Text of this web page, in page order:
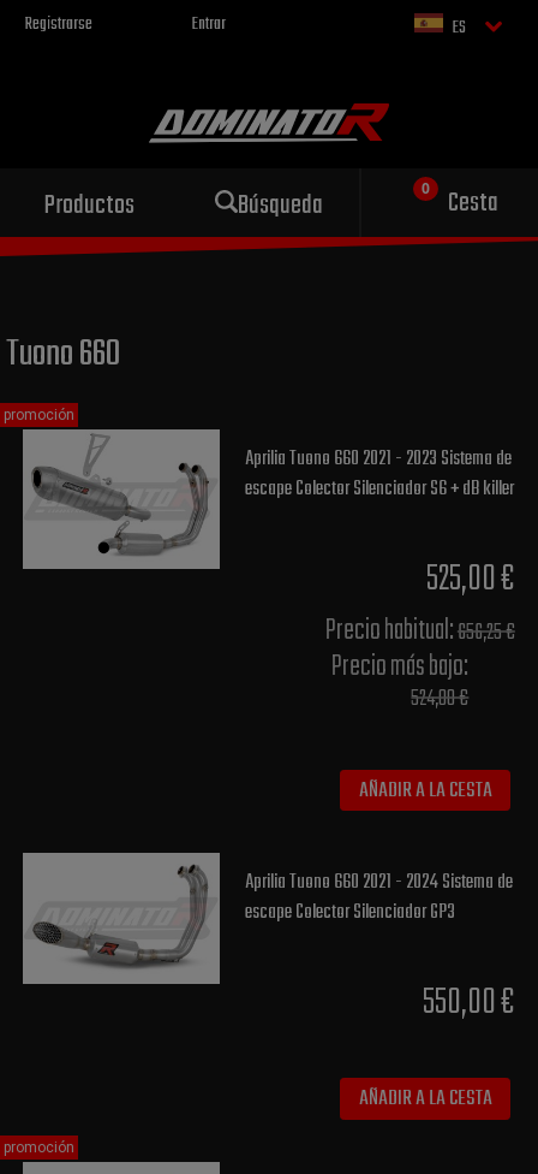
Registrarse Entrar ES
Productos Búsqueda Cesta
Escape deportivo
para tu motocicleta
Tuono 660
Aprilia Tuono 660 2021 - 2023 Sistema de
escape Colector Silenciador S6 + dB killer
525,00 €
Precio habitual​:656,25 €
Precio más bajo​:
524,00 €
AÑADIR A LA CESTA
promoción
Aprilia Tuono 660 2021 - 2024 Sistema de
escape Colector Silenciador GP3
550,00 €
AÑADIR A LA CESTA
promoción